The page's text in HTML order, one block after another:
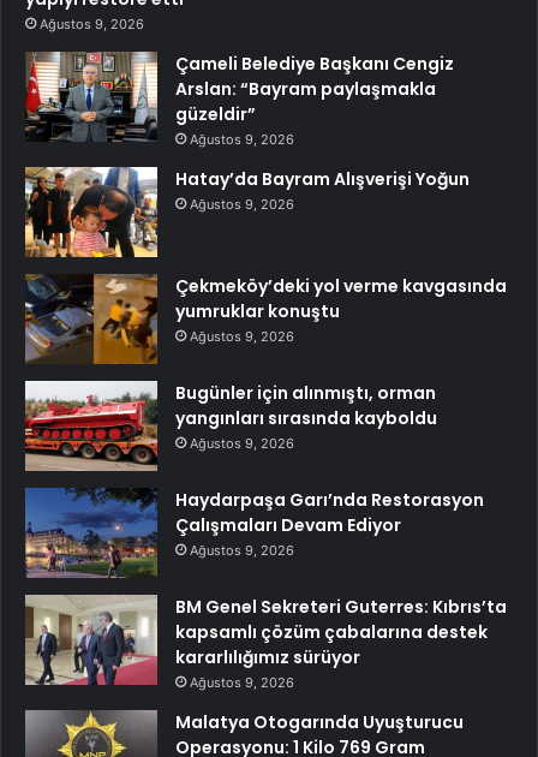
Ağustos 9, 2026
Çameli Belediye Başkanı Cengiz
Arslan: “Bayram paylaşmakla
güzeldir”
Ağustos 9, 2026
Hatay’da Bayram Alışverişi Yoğun
Ağustos 9, 2026
Çekmeköy’deki yol verme kavgasında
yumruklar konuştu
Ağustos 9, 2026
Bugünler için alınmıştı, orman
yangınları sırasında kayboldu
Ağustos 9, 2026
Haydarpaşa Garı’nda Restorasyon
Çalışmaları Devam Ediyor
Ağustos 9, 2026
BM Genel Sekreteri Guterres: Kıbrıs’ta
kapsamlı çözüm çabalarına destek
kararlılığımız sürüyor
Ağustos 9, 2026
Malatya Otogarında Uyuşturucu
Operasyonu: 1 Kilo 769 Gram